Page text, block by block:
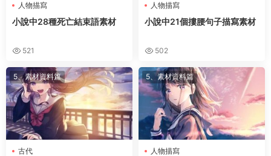
人物描寫
小說中28種死亡結束語素材
521
人物描寫
小說中21個摟腰句子描寫素材
502
5、素材資料篇
古代
5、素材資料篇
人物描寫